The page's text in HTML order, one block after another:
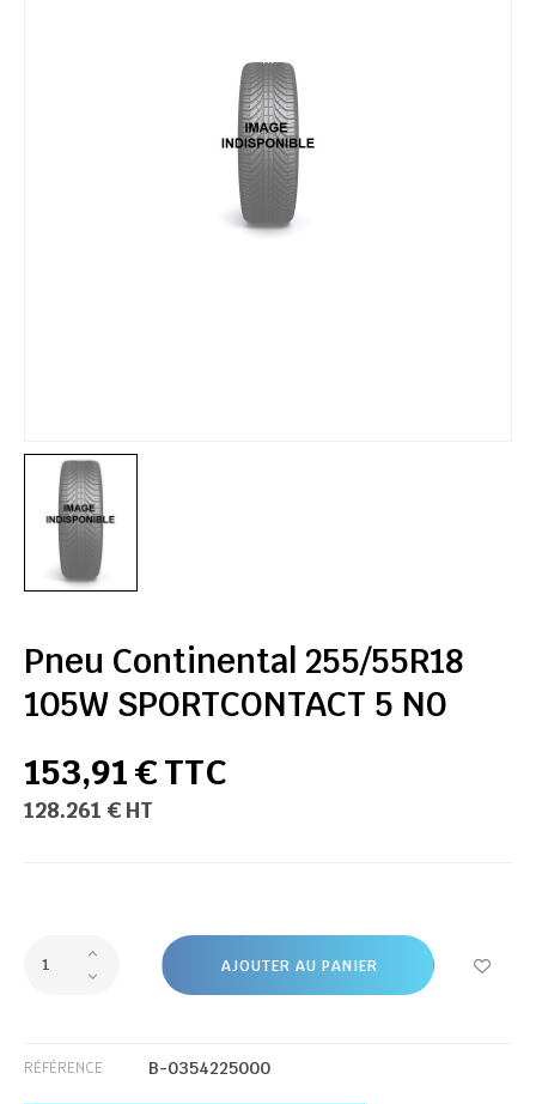
Pneu Continental 255/55R18
105W SPORTCONTACT 5 N0
153,91 € TTC
128.261 € HT
AJOUTER AU PANIER
RÉFÉRENCE B-0354225000